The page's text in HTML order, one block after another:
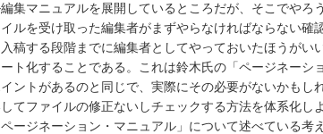
集マニュアルを展開しているところだが、そこでやろ
ルを受け取った編集者がまずやらなければならない確
稿する段階までに編集者としてやっておいたほうがい
ト化することである。これは鈴木氏の「ページネーシ
ントがあるのと同じで、実際にその必要がないかもし
てファイルの修正ないしチェックする方法を体系化し
ージネーション・マニュアル」について述べている考